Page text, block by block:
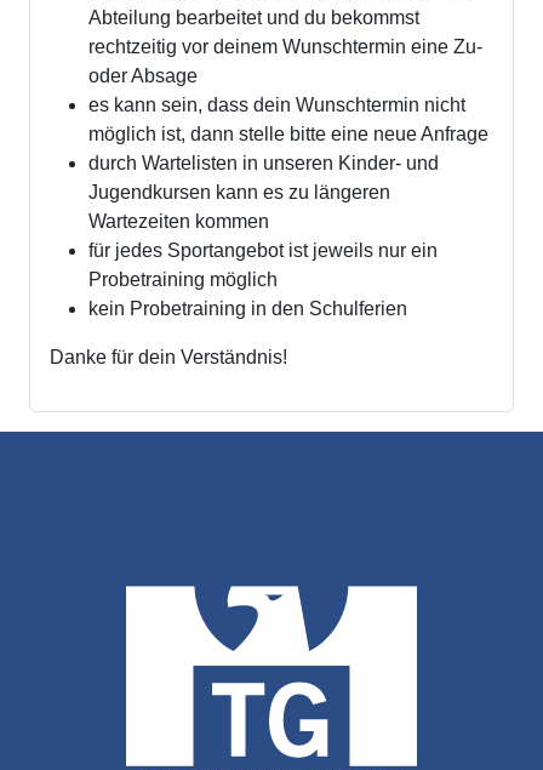
Abteilung bearbeitet und du bekommst
rechtzeitig vor deinem Wunschtermin eine Zu-
oder Absage
es kann sein, dass dein Wunschtermin nicht
möglich ist, dann stelle bitte eine neue Anfrage
durch Wartelisten in unseren Kinder- und
Jugendkursen kann es zu längeren
Wartezeiten kommen
für jedes Sportangebot ist jeweils nur ein
Probetraining möglich
kein Probetraining in den Schulferien
Danke für dein Verständnis!